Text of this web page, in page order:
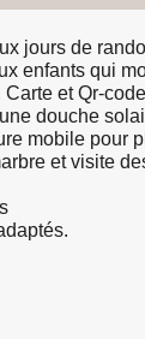
jours de
enfants qui
et Qr-code
douche
mobile pour
et visite